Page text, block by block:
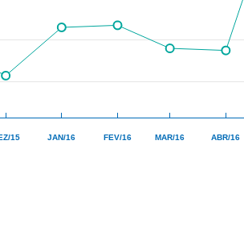
15 JAN/16 FEV/16 MAR/16 ABR/16